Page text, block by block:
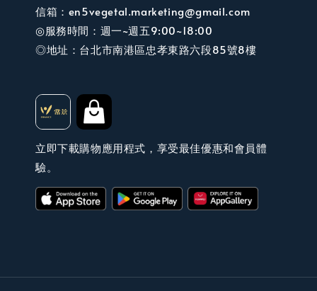
信箱：en5vegetal.marketing@gmail.com
◎服務時間：週一~週五9:00~18:00
◎地址：台北市南港區忠孝東路六段85號8樓
立即下載購物應用程式，享受最佳優惠和會員體
驗。